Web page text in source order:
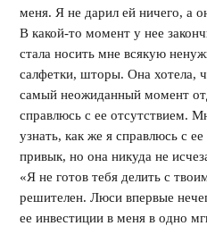
меня. Я не дарил ей ничего, а
В какой-то момент у нее
стала носить мне всякую
салфетки, шторы. Она хотела,
самый неожиданный момент
справлюсь с ее отсутствием.
узнать, как же я справлюсь с
привык, но она никуда не
«Я не готов тебя делить с
решителен. Люси впервые
ее инвестиции в меня в одно